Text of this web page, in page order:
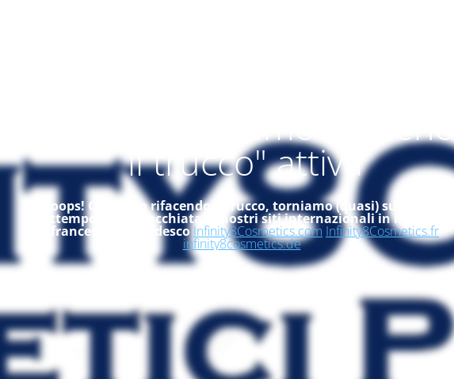
Modalità "ci stiamo rifacendo
il trucco" attiva
Ooops! Ci stiamo rifacendo il trucco, torniamo (quasi) subito, nel
frattempo, dai un'occhiata ai nostri siti internazionali in inglese, in
francese ed in tedesco Infinity8Cosmetics.com Infinity8Cosmetics.fr
infinity8cosmetics.de